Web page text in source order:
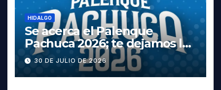
HIDALGO
Se acerca el Palenque
Pachuca 2026; te dejamos la
cartelera completa, las
fechas y los precios
30 DE JULIO DE 2026